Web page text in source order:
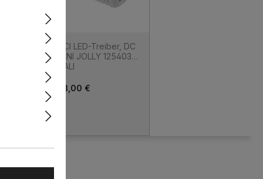
TCI LED-Treiber, DC
MINI JOLLY 125403,
DALI
63,00 €